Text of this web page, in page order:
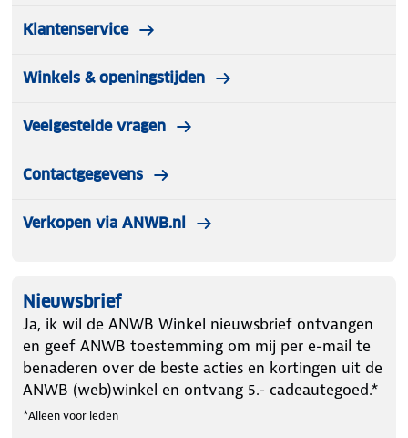
Klantenservice
Winkels & openingstijden
Veelgestelde vragen
Contactgegevens
Verkopen via ANWB.nl
Nieuwsbrief
Ja, ik wil de ANWB Winkel nieuwsbrief ontvangen
en geef ANWB toestemming om mij per e-mail te
benaderen over de beste acties en kortingen uit de
ANWB (web)winkel en ontvang 5.- cadeautegoed.*
*Alleen voor leden